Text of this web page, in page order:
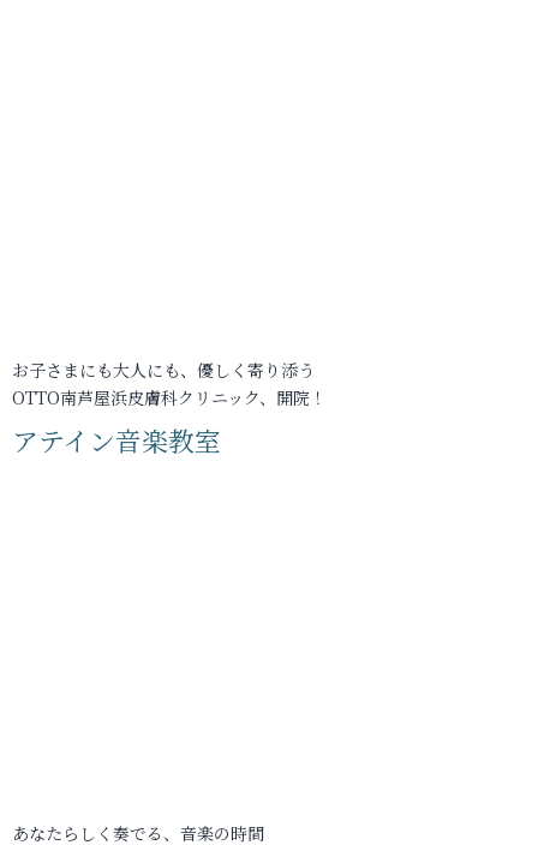
お子さまにも大人にも、優しく寄り添う
OTTO南芦屋浜皮膚科クリニック、開院！
アテイン音楽教室
あなたらしく奏でる、音楽の時間